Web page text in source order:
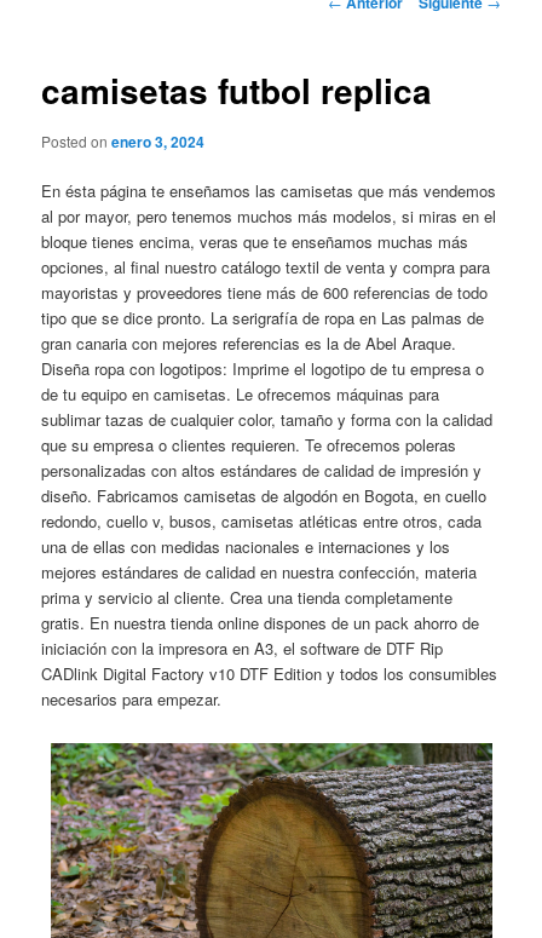
camisetas futbol replica
Posted onenero 3, 2024
En ésta página te enseñamos las camisetas que más vendemos
al por mayor, pero tenemos muchos más modelos, si miras en el
bloque tienes encima, veras que te enseñamos muchas más
opciones, al final nuestro catálogo textil de venta y compra para
mayoristas y proveedores tiene más de 600 referencias de todo
tipo que se dice pronto. La serigrafía de ropa en Las palmas de
gran canaria con mejores referencias es la de Abel Araque.
Diseña ropa con logotipos: Imprime el logotipo de tu empresa o
de tu equipo en camisetas. Le ofrecemos máquinas para
sublimar tazas de cualquier color, tamaño y forma con la calidad
que su empresa o clientes requieren. Te ofrecemos poleras
personalizadas con altos estándares de calidad de impresión y
diseño. Fabricamos camisetas de algodón en Bogota, en cuello
redondo, cuello v, busos, camisetas atléticas entre otros, cada
una de ellas con medidas nacionales e internaciones y los
mejores estándares de calidad en nuestra confección, materia
prima y servicio al cliente. Crea una tienda completamente
gratis. En nuestra tienda online dispones de un pack ahorro de
iniciación con la impresora en A3, el software de DTF Rip
CADlink Digital Factory v10 DTF Edition y todos los consumibles
necesarios para empezar.